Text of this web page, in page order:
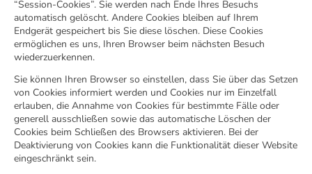
“Session-Cookies”. Sie werden nach Ende Ihres Besuchs
automatisch gelöscht. Andere Cookies bleiben auf Ihrem
Endgerät gespeichert bis Sie diese löschen. Diese Cookies
ermöglichen es uns, Ihren Browser beim nächsten Besuch
wiederzuerkennen.
Sie können Ihren Browser so einstellen, dass Sie über das Setzen
von Cookies informiert werden und Cookies nur im Einzelfall
erlauben, die Annahme von Cookies für bestimmte Fälle oder
generell ausschließen sowie das automatische Löschen der
Cookies beim Schließen des Browsers aktivieren. Bei der
Deaktivierung von Cookies kann die Funktionalität dieser Website
eingeschränkt sein.